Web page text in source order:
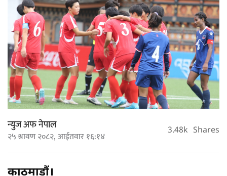
न्युज अफ नेपाल
२५ श्रावण २०८२, आईतवार १६:१४ 3.48k Shares
काठमाडौं।